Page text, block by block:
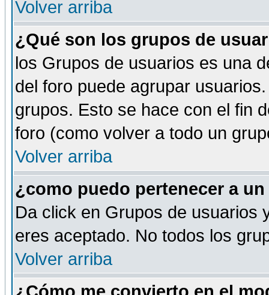
Volver arriba
¿Qué son los grupos de
los Grupos de usuarios es una
del foro puede agrupar
grupos. Esto se hace con el fin
foro (como volver a todo un
Volver arriba
¿como puedo pertenecer a
Da click en Grupos de usuarios
eres aceptado. No todos los
Volver arriba